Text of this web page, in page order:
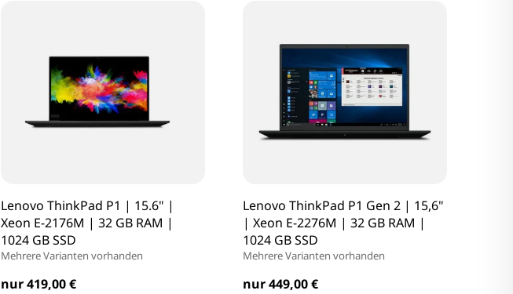
Lenovo ThinkPad P1 | 15.6" |
Xeon E-2176M | 32 GB RAM |
1024 GB SSD
Mehrere Varianten vorhanden
nur 419,00 €
Lenovo ThinkPad P1 Gen 2 | 15,6"
| Xeon E-2276M | 32 GB RAM |
1024 GB SSD
Mehrere Varianten vorhanden
nur 449,00 €